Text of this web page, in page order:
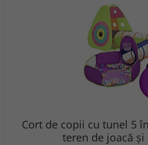
Cort de copii cu tunel 5
teren de joacă și